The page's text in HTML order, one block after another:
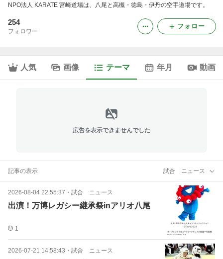
NPO法人 KARATE 宮崎道場は、八尾と高槻・徳島・伊丹の空手道場です。
254
フォロワー
フォロー
人気 画像 テーマ 年月 動画
広告を表示できませんでした
記事の表示 試合 ニュース
2026-08-04 22:55:37 ・ 試合 ニュース
出演！万博レガシー継承祭inアリオ八尾
1
2026-07-21 14:58:43 ・ 試合 ニュース